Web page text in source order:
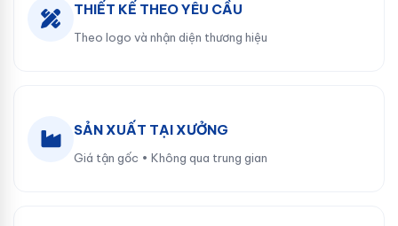
THIẾT KẾ THEO YÊU CẦU
Theo logo và nhận diện thương hiệu
SẢN XUẤT TẠI XƯỞNG
Giá tận gốc • Không qua trung gian